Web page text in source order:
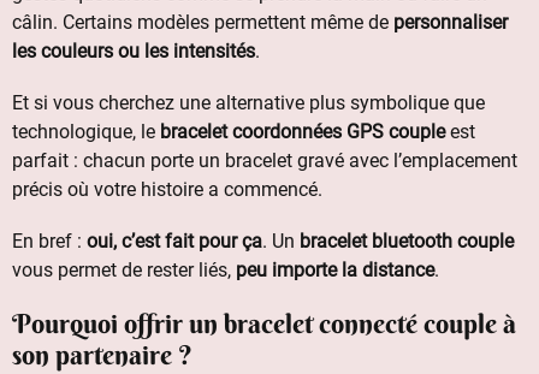
câlin. Certains modèles permettent même de personnaliser
les couleurs ou les intensités.
Et si vous cherchez une alternative plus symbolique que
technologique, le bracelet coordonnées GPS coupleest
parfait : chacun porte un bracelet gravé avec l’emplacement
précis où votre histoire a commencé.
En bref : oui, c’est fait pour ça. Un bracelet bluetooth couple
vous permet de rester liés, peu importe la distance.
Pourquoi offrir un bracelet connecté couple à
son partenaire ?